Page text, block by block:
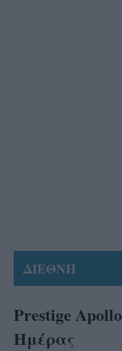
ΔΙΕΘΝΗ
Prestige
Ημέρας